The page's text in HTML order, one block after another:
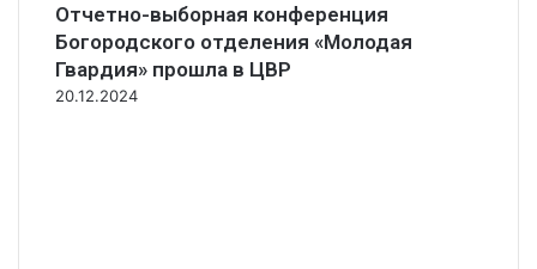
Отчетно-выборная конференция
Богородского отделения «Молодая
Гвардия» прошла в ЦВР
20.12.2024